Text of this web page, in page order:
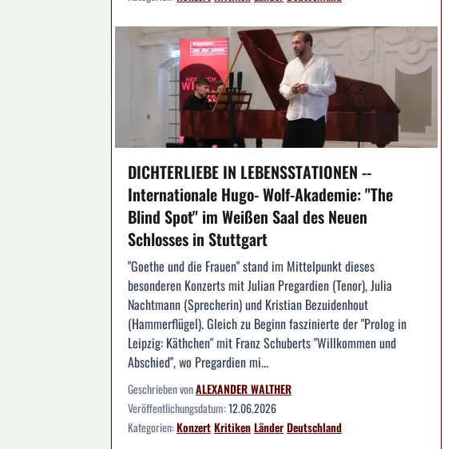
DICHTERLIEBE IN LEBENSSTATIONEN --
Internationale Hugo- Wolf-Akademie: "The
Blind Spot" im Weißen Saal des Neuen
Schlosses in Stuttgart
"Goethe und die Frauen" stand im Mittelpunkt dieses
besonderen Konzerts mit Julian Pregardien (Tenor), Julia
Nachtmann (Sprecherin) und Kristian Bezuidenhout
(Hammerflügel). Gleich zu Beginn faszinierte der "Prolog in
Leipzig: Käthchen" mit Franz Schuberts "Willkommen und
Abschied", wo Pregardien mi...
Geschrieben vonALEXANDER WALTHER
Veröffentlichungsdatum:12.06.2026
Kategorien:KonzertKritikenLänderDeutschland